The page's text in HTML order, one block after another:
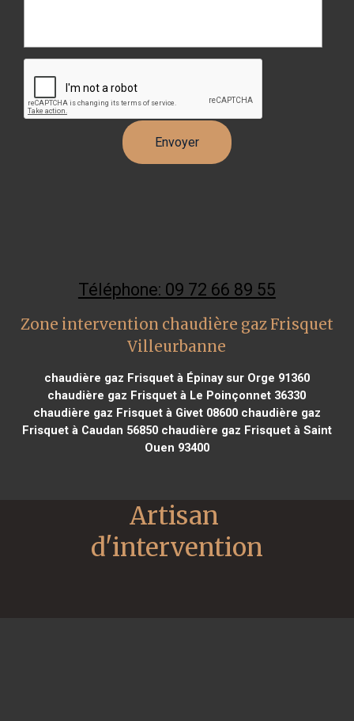
Téléphone: 09 72 66 89 55
Zone intervention chaudière gaz Frisquet
Villeurbanne
chaudière gaz Frisquet à Épinay sur Orge 91360
chaudière gaz Frisquet à Le Poinçonnet 36330
chaudière gaz Frisquet à Givet 08600chaudière gaz
Frisquet à Caudan 56850chaudière gaz Frisquet à Saint
Ouen 93400
Artisan
d'intervention